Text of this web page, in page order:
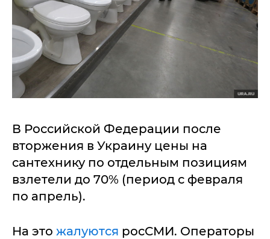
В Российской Федерации после
вторжения в Украину цены на
сантехнику по отдельным позициям
взлетели до 70% (период с февраля
по апрель).
На это жалуются росСМИ. Операторы